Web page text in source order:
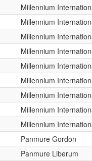
Millennium
Millennium
Millennium
Millennium
Millennium
Millennium
Millennium
Millennium
Millennium
Panmure Gordon
Panmure Liberum